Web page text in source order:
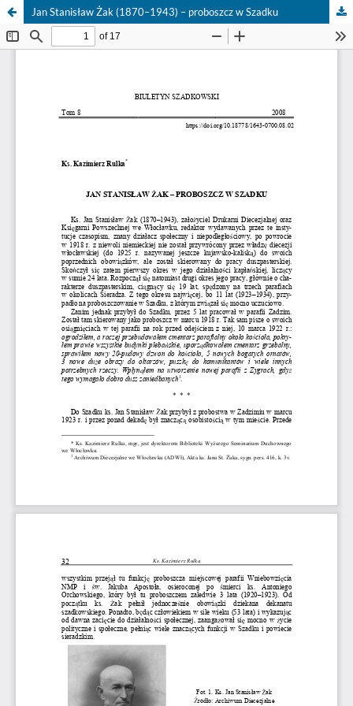
Jan Stanisław Żak (1870–1943) – proboszcz w Szadku